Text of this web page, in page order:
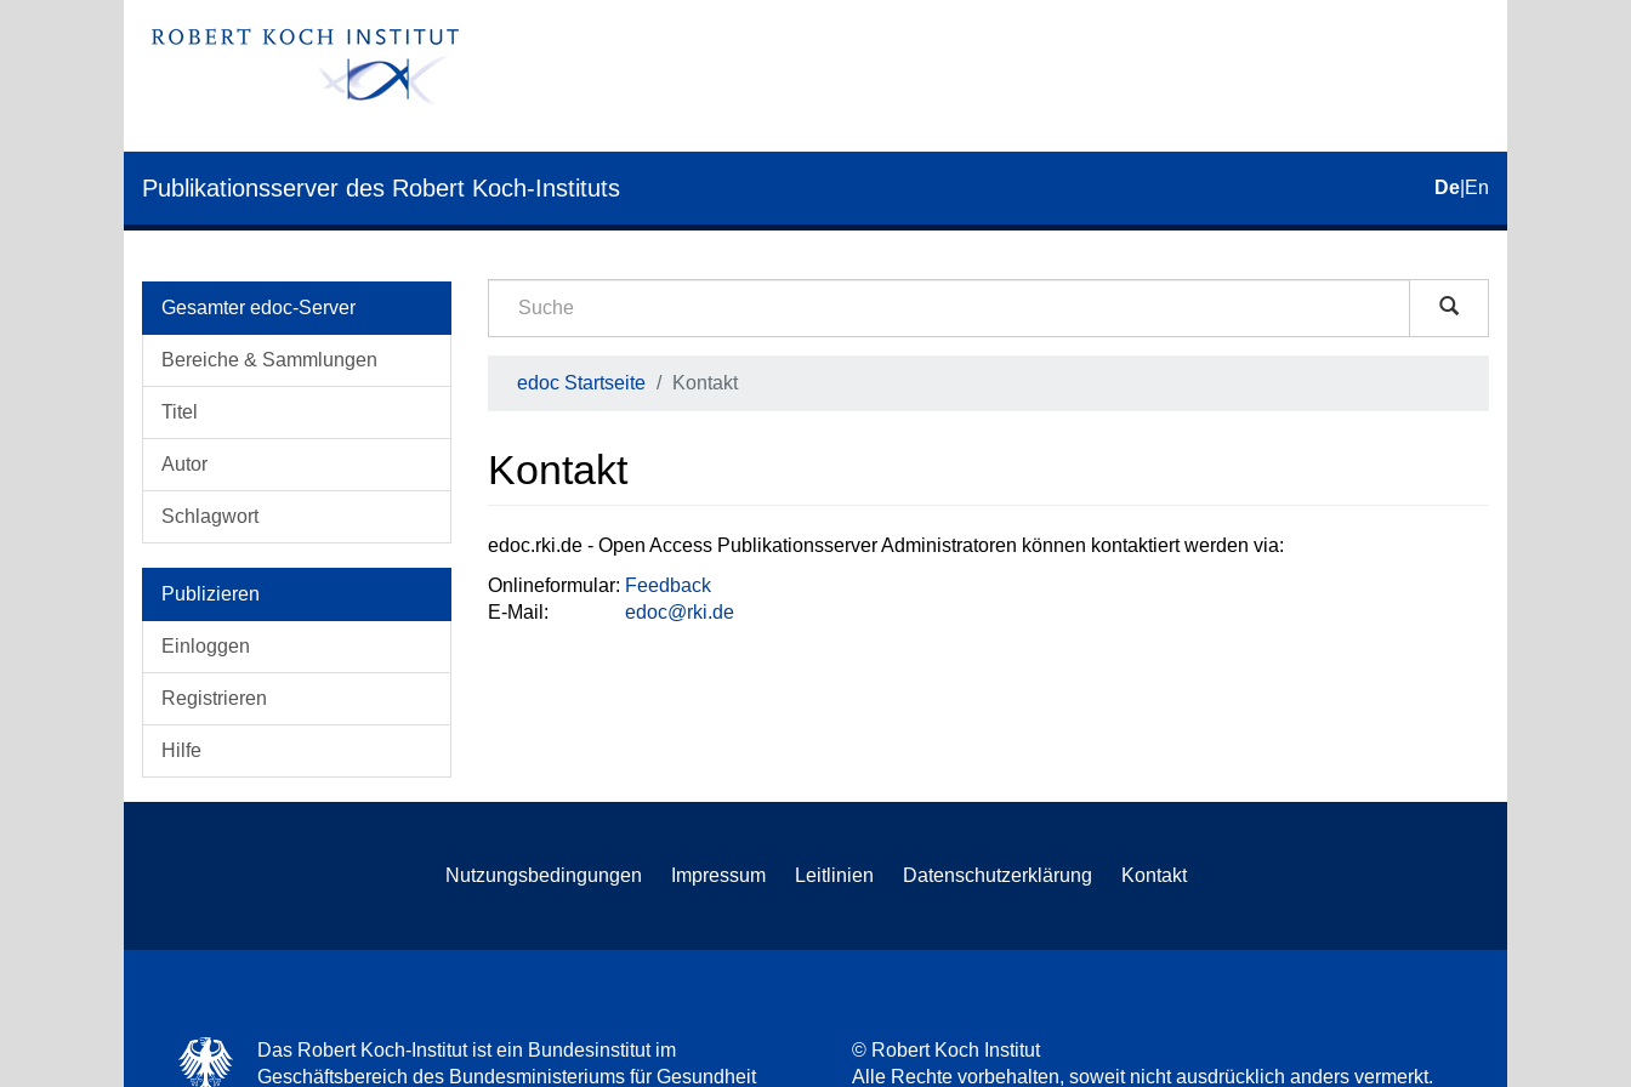
Publikationsserver des Robert Koch-Instituts De En
Gesamter edoc-Server
Bereiche & Sammlungen
Titel
Autor
Schlagwort
Publizieren
Einloggen
Registrieren
Hilfe
edoc Startseite Kontakt
Kontakt
edoc.rki.de - Open Access Publikationsserver Administratoren können kontaktiert werden via:
Onlineformular: Feedback
E-Mail:
edoc@rki.de
Nutzungsbedingungen Impressum Leitlinien Datenschutzerklärung Kontakt
Das Robert Koch-Institut ist ein Bundesinstitut im
Geschäftsbereich des Bundesministeriums für Gesundheit
© Robert Koch Institut
Alle Rechte vorbehalten, soweit nicht ausdrücklich anders vermerkt.